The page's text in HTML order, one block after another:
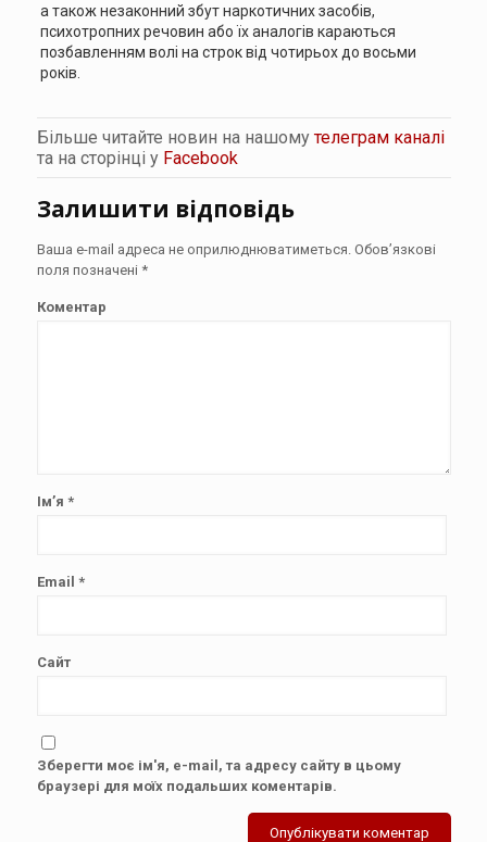
а також незаконний збут наркотичних засобів,
психотропних речовин або їх аналогів караються
позбавленням волі на строк від чотирьох до восьми
років.
Більше читайте новин на нашомутелеграм каналі
та на сторінці у Facebook
Залишити відповідь
Ваша e-mail адреса не оприлюднюватиметься. Обов’язкові
поля позначені *
Коментар
Ім’я *
Email *
Сайт
Зберегти моє ім'я, e-mail, та адресу сайту в цьому
браузері для моїх подальших коментарів.